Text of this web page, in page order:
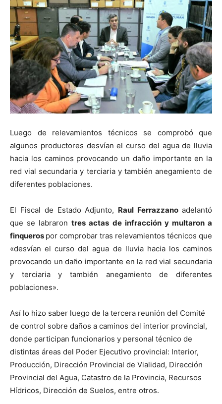
Luego de relevamientos técnicos se comprobó que
algunos productores desvían el curso del agua de lluvia
hacia los caminos provocando un daño importante en la
red vial secundaria y terciaria y también anegamiento de
diferentes poblaciones.
El Fiscal de Estado Adjunto, Raul Ferrazzanoadelantó
que se labrarontres actas de infracción y multaron a
finqueros por comprobar tras relevamientos técnicos que
«desvían el curso del agua de lluvia hacia los caminos
provocando un daño importante en la red vial secundaria
y terciaria y también anegamiento de diferentes
poblaciones».
Así lo hizo saber luego de la tercera reunión del Comité
de control sobre daños a caminos del interior provincial,
donde participan funcionarios y personal técnico de
distintas áreas del Poder Ejecutivo provincial: Interior,
Producción, Dirección Provincial de Vialidad, Dirección
Provincial del Agua, Catastro de la Provincia, Recursos
Hídricos, Dirección de Suelos, entre otros.